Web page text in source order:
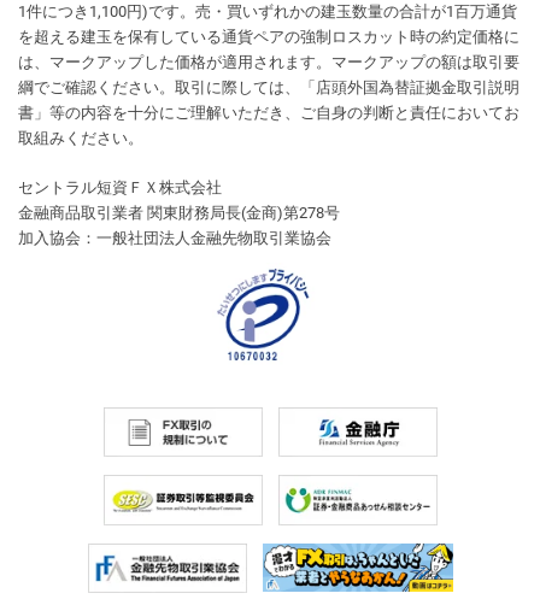
1件につき1,100円)です。売・買いずれかの建玉数量の合計が1百万通貨
を超える建玉を保有している通貨ペアの強制ロスカット時の約定価格に
は、マークアップした価格が適用されます。マークアップの額は取引要
綱でご確認ください。取引に際しては、「店頭外国為替証拠金取引説明
書」等の内容を十分にご理解いただき、ご自身の判断と責任においてお
取組みください。
セントラル短資ＦＸ株式会社
金融商品取引業者 関東財務局長(金商)第278号
加入協会：一般社団法人金融先物取引業協会